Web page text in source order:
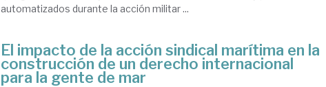
automatizados durante la acción militar ...
El impacto de la acción sindical marítima en la
construcción de un derecho internacional
para la gente de mar